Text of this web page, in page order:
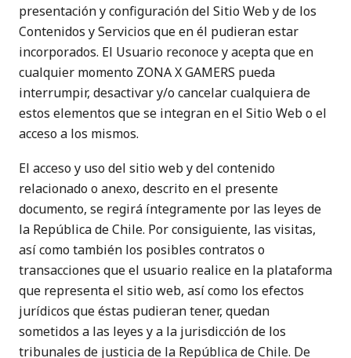
presentación y configuración del Sitio Web y de los
Contenidos y Servicios que en él pudieran estar
incorporados. El Usuario reconoce y acepta que en
cualquier momento ZONA X GAMERS pueda
interrumpir, desactivar y/o cancelar cualquiera de
estos elementos que se integran en el Sitio Web o el
acceso a los mismos.
El acceso y uso del sitio web y del contenido
relacionado o anexo, descrito en el presente
documento, se regirá íntegramente por las leyes de
la República de Chile. Por consiguiente, las visitas,
así como también los posibles contratos o
transacciones que el usuario realice en la plataforma
que representa el sitio web, así como los efectos
jurídicos que éstas pudieran tener, quedan
sometidos a las leyes y a la jurisdicción de los
tribunales de justicia de la República de Chile. De